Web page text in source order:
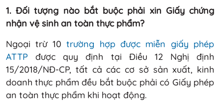
1. Đối tượng nào bắt buộc phải xin Giấy chứng
nhận vệ sinh an toàn thực phẩm?
Ngoại trừ 10trường hợp được miễn giấy phép
ATTP được quy định tại Điều 12 Nghị định
15/2018/NĐ-CP, tất cả các cơ sở sản xuất, kinh
doanh thực phẩm đều bắt buộc phải có Giấy phép
an toàn thực phẩm khi hoạt động.